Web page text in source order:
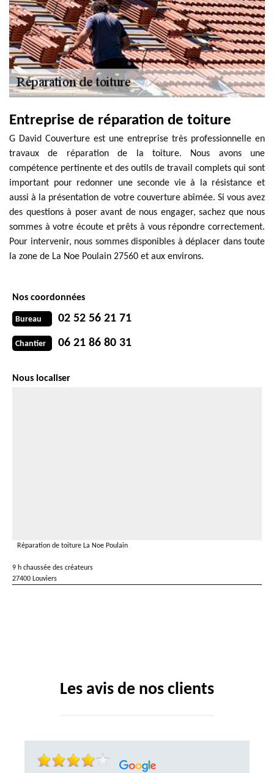
Entreprise de réparation de toiture
G David Couverture est une entreprise très professionnelle en
travaux de réparation de la toiture. Nous avons une
compétence pertinente et des outils de travail complets qui sont
important pour redonner une seconde vie à la résistance et
aussi à la présentation de votre couverture abîmée. Si vous avez
des questions à poser avant de nous engager, sachez que nous
sommes à votre écoute et prêts à vous répondre correctement.
Pour intervenir, nous sommes disponibles à déplacer dans toute
la zone de La Noe Poulain 27560 et aux environs.
Nos coordonnées
Bureau 02 52 56 21 71
Chantier 06 21 86 80 31
Nous localiser
Réparation de toiture La Noe Poulain
9 h chaussée des créateurs
27400 Louviers
Les avis de nos clients